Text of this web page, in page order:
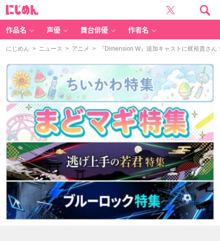
作品名 声優 舞台俳優 作者名
にじめん > ニュース > アニメ > 『Dimension W』追加キャストに梶裕貴さ